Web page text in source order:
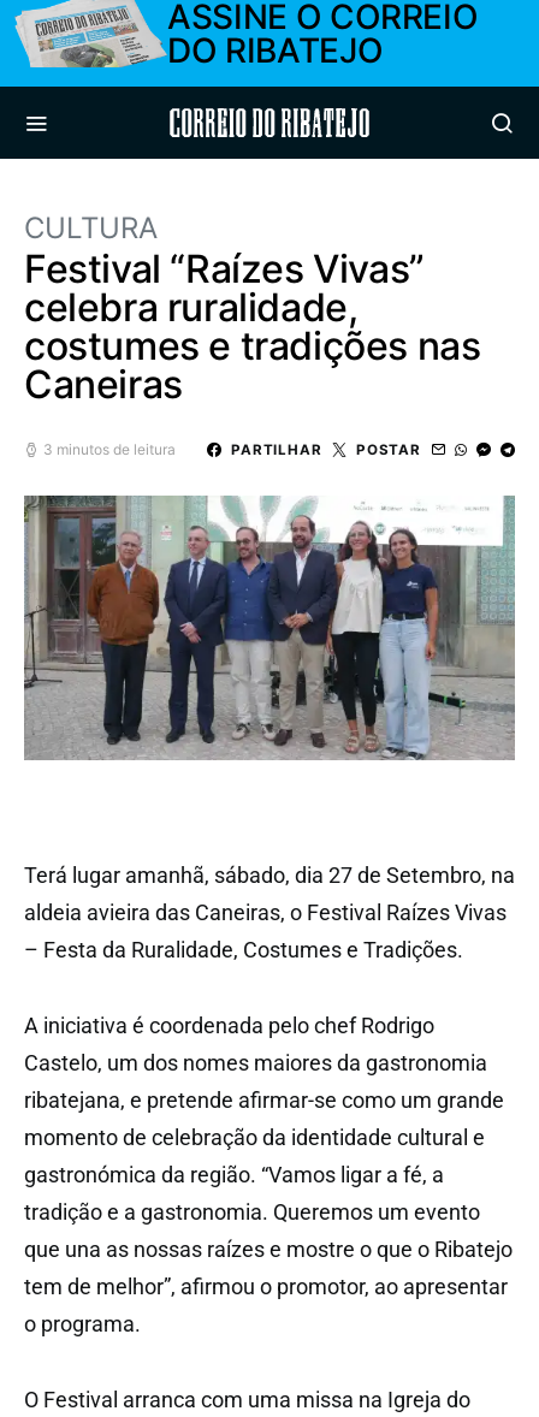
ASSINE O CORREIO
DO RIBATEJO
Correio do Ribatejo
CULTURA
Festival “Raízes Vivas”
celebra ruralidade,
costumes e tradições nas
Caneiras
3 minutos de leitura PARTILHAR POSTAR
Terá lugar amanhã, sábado, dia 27 de Setembro, na
aldeia avieira das Caneiras, o Festival Raízes Vivas
– Festa da Ruralidade, Costumes e Tradições.
A iniciativa é coordenada pelo chef Rodrigo
Castelo, um dos nomes maiores da gastronomia
ribatejana, e pretende afirmar-se como um grande
momento de celebração da identidade cultural e
gastronómica da região. “Vamos ligar a fé, a
tradição e a gastronomia. Queremos um evento
que una as nossas raízes e mostre o que o Ribatejo
tem de melhor”, afirmou o promotor, ao apresentar
o programa.
O Festival arranca com uma missa na Igreja do